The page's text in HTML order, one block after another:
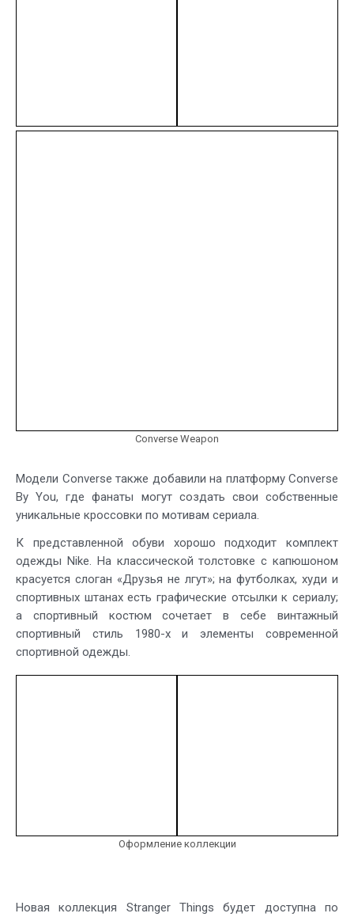
Converse Weapon
Модели Converse также добавили на платформу Converse
By You, где фанаты могут создать свои собственные
уникальные кроссовки по мотивам сериала.
К представленной обуви хорошо подходит комплект
одежды Nike. На классической толстовке с капюшоном
красуется слоган «Друзья не лгут»; на футболках, худи и
спортивных штанах есть графические отсылки к сериалу;
а спортивный костюм сочетает в себе винтажный
спортивный стиль 1980-х и элементы современной
спортивной одежды.
Оформление коллекции
Новая коллекция Stranger Things будет доступна по